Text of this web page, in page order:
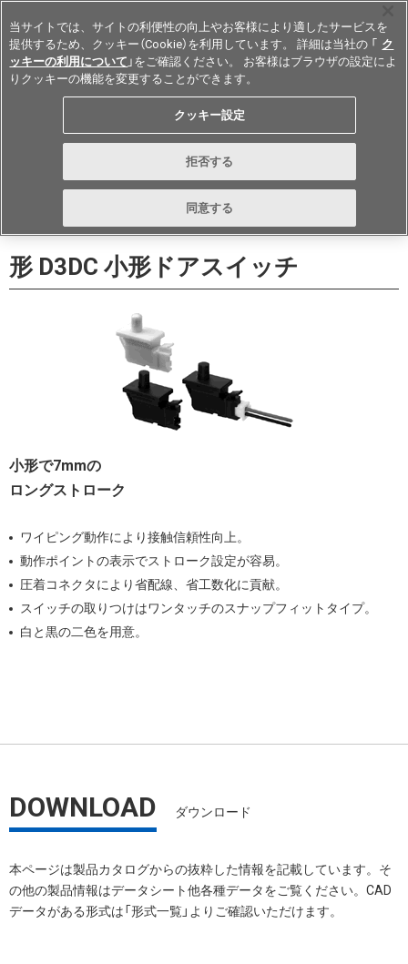
Japan
お問い合わせ
形 D3DC 小形ドアスイッチ
小形で7mmの
ロングストローク
ワイピング動作により接触信頼性向上。
動作ポイントの表示でストローク設定が容易。
圧着コネクタにより省配線、省工数化に貢献。
スイッチの取りつけはワンタッチのスナップフィットタイプ。
白と黒の二色を用意。
DOWNLOAD ダウンロード
本ページは製品カタログからの抜粋した情報を記載しています。そ
の他の製品情報はデータシート他各種データをご覧ください。CAD
データがある形式は「形式一覧」よりご確認いただけます。
当サイトでは、サイトの利便性の向上やお客様により適したサービスを
提供するため、クッキー（Cookie）を利用しています。 詳細は当社の 「 ク
ッキーの利用について 」をご確認ください。 お客様はブラウザの設定によ
りクッキーの機能を変更することができます。
クッキー設定
拒否する
同意する